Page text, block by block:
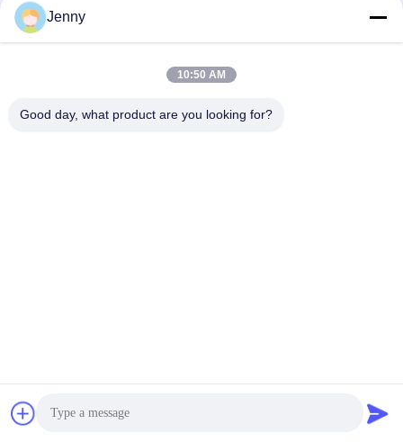
2 verdieping 11, Noord-District 4 Block, Hua Yi International
Binnenporseleintegels Leverancier. Copyright © 2019-2026 BOLI
CERAMICS CO.,LTD. . Alle rechten voorbehoudena.
Jenny
10:50 AM
Good day, what product are you looking for?